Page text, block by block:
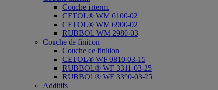
Couche interm.
CETOL® WM 6100-02
CETOL® WM 6900-02
RUBBOL WM 2980-03
Couche de finition
Couche de finition
CETOL® WF 9810-03-15
RUBBOL® WF 3311-03-25
RUBBOL® WF 3390-03-25
Additifs